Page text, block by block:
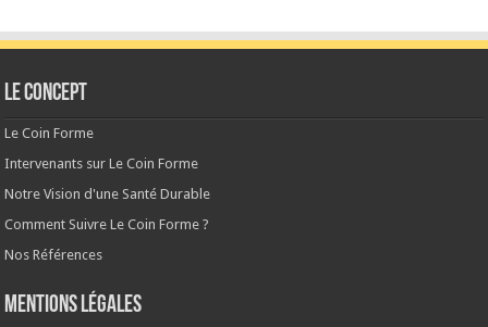
Le CONCEPT
Le Coin Forme
Intervenants sur Le Coin Forme
Notre Vision d'une Santé Durable
Comment Suivre Le Coin Forme ?
Nos Références
MENTIONS LÉGALES